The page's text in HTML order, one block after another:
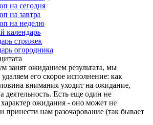
на сегодня
на завтра
на неделю
календарь
стрижек
огородника
занят ожиданием результата, мы
его скорое исполнение: как
внимания уходит на ожидание,
деятельность. Есть еще один не
ожидания - оно может не
принести нам разочарование (так бывает